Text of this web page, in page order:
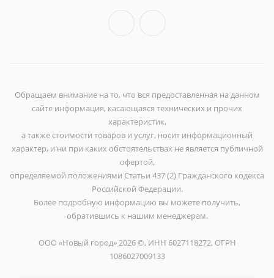
Обращаем внимание на то, что вся предоставленная на данном
сайте информация, касающаяся технических и прочих
характеристик,
а также стоимости товаров и услуг, носит информационный
характер, и ни при каких обстоятельствах не является публичной
офертой,
определяемой положениями Статьи 437 (2) Гражданского кодекса
Российской Федерации.
Более подробную информацию вы можете получить,
обратившись к нашим менеджерам.
ООО «Новый город» 2026 ©, ИНН 6027118272, ОГРН
1086027009133